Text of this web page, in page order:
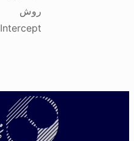
روش
Intercept
بسته محاسبات چدن